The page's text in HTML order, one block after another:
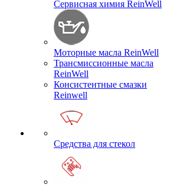
Сервисная химия ReinWell
Моторные масла ReinWell
Трансмиссионные масла
ReinWell
Консистентные смазки
Reinwell
Средства для стекол